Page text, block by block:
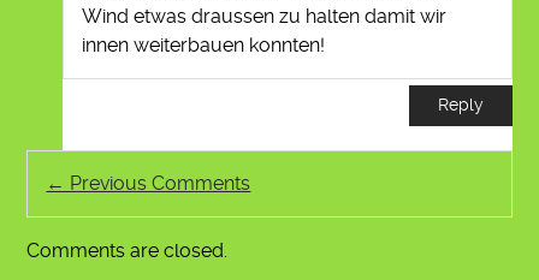
Wind etwas draussen zu halten damit wir
innen weiterbauen konnten!
Reply
← Previous Comments
Comments are closed.